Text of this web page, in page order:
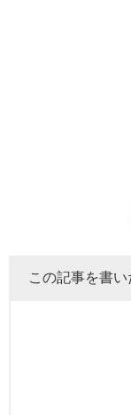
この記事を書い